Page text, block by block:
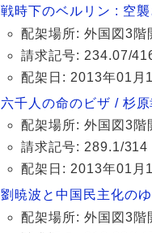
戦時下のベルリン : 空
配架場所: 外国図3階
請求記号: 234.07/
配架日: 2013年01月
六千人の命のビザ / 杉
配架場所: 外国図3階
請求記号: 289.1/314
配架日: 2013年01月
劉暁波と中国民主化の
配架場所: 外国図3階